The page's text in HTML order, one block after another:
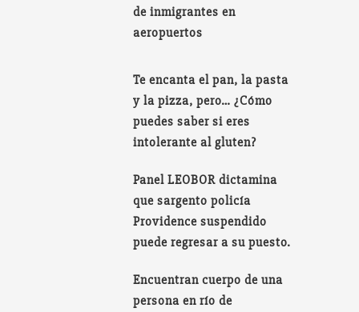
de inmigrantes en
aeropuertos
Te encanta el pan, la pasta
y la pizza, pero… ¿Cómo
puedes saber si eres
intolerante al gluten?
Panel LEOBOR dictamina
que sargento policía
Providence suspendido
puede regresar a su puesto.
Encuentran cuerpo de una
persona en río de